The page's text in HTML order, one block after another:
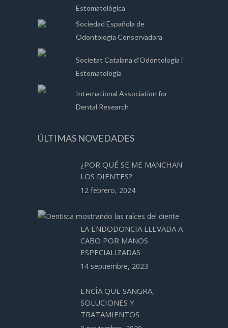
Estomatológica
Sociedad Española de
Odontología Conservadora
Societat Catalana d’Odontologia i
Estomatologia
International Association for
Dental Research
ÚLTIMAS NOVEDADES
¿POR QUÉ SE ME MANCHAN
LOS DIENTES?
12 febrero, 2024
LA ENDODONCIA LLEVADA A
CABO POR MANOS
ESPECIALIZADAS
14 septiembre, 2023
ENCÍA QUE SANGRA,
SOLUCIONES Y
TRATAMIENTOS